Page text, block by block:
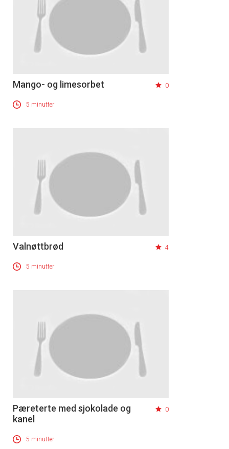
Mango- og limesorbet 0
5 minutter
Valnøttbrød 4
5 minutter
Pæreterte med sjokolade og
kanel
0
5 minutter